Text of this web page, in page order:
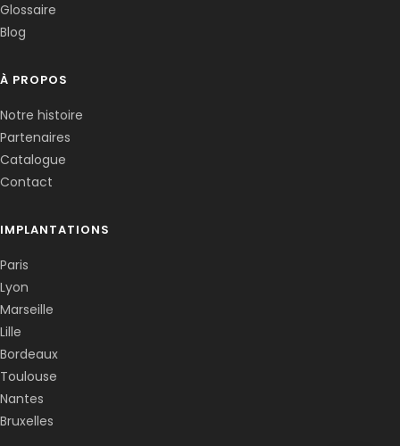
Glossaire
Blog
À PROPOS
Notre histoire
Partenaires
Catalogue
Contact
IMPLANTATIONS
Paris
Lyon
Marseille
Lille
Bordeaux
Toulouse
Nantes
Bruxelles